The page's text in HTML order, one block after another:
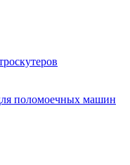
поломоечных машин